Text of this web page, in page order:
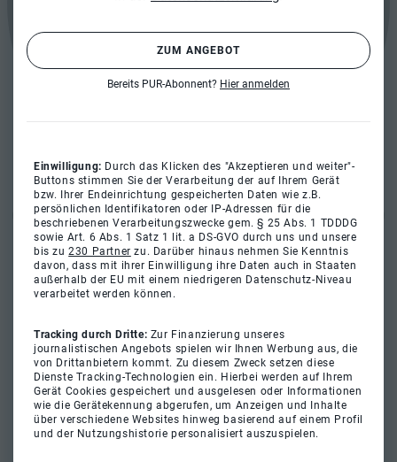
ZUM ANGEBOT
Bereits PUR-Abonnent? Hier anmelden
Einwilligung: Durch das Klicken des "Akzeptieren und weiter"-
Buttons stimmen Sie der Verarbeitung der auf Ihrem Gerät
bzw. Ihrer Endeinrichtung gespeicherten Daten wie z.B.
persönlichen Identifikatoren oder IP-Adressen für die
beschriebenen Verarbeitungszwecke gem. § 25 Abs. 1 TDDDG
sowie Art. 6 Abs. 1 Satz 1 lit. a DS-GVO durch uns und unsere
bis zu230 Partner zu. Darüber hinaus nehmen Sie Kenntnis
davon, dass mit ihrer Einwilligung ihre Daten auch in Staaten
außerhalb der EU mit einem niedrigeren Datenschutz-Niveau
verarbeitet werden können.
Tracking durch Dritte: Zur Finanzierung unseres
journalistischen Angebots spielen wir Ihnen Werbung aus, die
von Drittanbietern kommt. Zu diesem Zweck setzen diese
Dienste Tracking-Technologien ein. Hierbei werden auf Ihrem
Gerät Cookies gespeichert und ausgelesen oder Informationen
wie die Gerätekennung abgerufen, um Anzeigen und Inhalte
über verschiedene Websites hinweg basierend auf einem Profil
und der Nutzungshistorie personalisiert auszuspielen.